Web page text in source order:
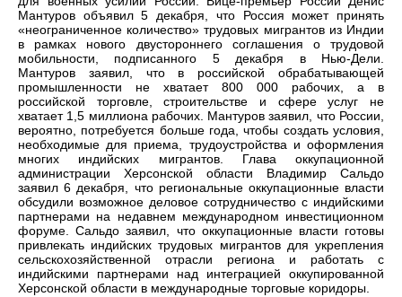
Мантуров объявил 5 декабря, что Россия может принять
«неограниченное количество» трудовых мигрантов из Индии
в рамках нового двустороннего соглашения о трудовой
мобильности, подписанного 5 декабря в Нью-Дели.
Мантуров заявил, что в российской обрабатывающей
промышленности не хватает 800 000 рабочих, а в
российской торговле, строительстве и сфере услуг не
хватает 1,5 миллиона рабочих. Мантуров заявил, что России,
вероятно, потребуется больше года, чтобы создать условия,
необходимые для приема, трудоустройства и оформления
многих индийских мигрантов. Глава оккупационной
администрации Херсонской области Владимир Сальдо
заявил 6 декабря, что региональные оккупационные власти
обсудили возможное деловое сотрудничество с индийскими
партнерами на недавнем международном инвестиционном
форуме. Сальдо заявил, что оккупационные власти готовы
привлекать индийских трудовых мигрантов для укрепления
сельскохозяйственной отрасли региона и работать с
индийскими партнерами над интеграцией оккупированной
Херсонской области в международные торговые коридоры.